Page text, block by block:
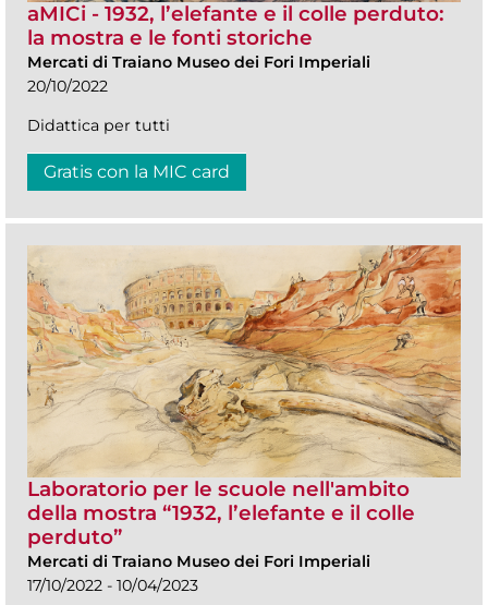
aMICi - 1932, l’elefante e il colle perduto:
la mostra e le fonti storiche
Mercati di Traiano Museo dei Fori Imperiali
20/10/2022
Didattica per tutti
Gratis con la MIC card
Laboratorio per le scuole nell'ambito
della mostra “1932, l’elefante e il colle
perduto”
Mercati di Traiano Museo dei Fori Imperiali
17/10/2022 - 10/04/2023